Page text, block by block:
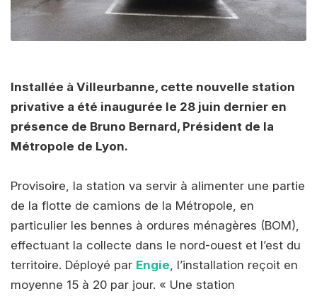
Installée à Villeurbanne, cette nouvelle station
privative a été inaugurée le 28 juin dernier en
présence de Bruno Bernard, Président de la
Métropole de Lyon.
Provisoire, la station va servir à alimenter une partie
de la flotte de camions de la Métropole, en
particulier les bennes à ordures ménagères (BOM),
effectuant la collecte dans le nord-ouest et l’est du
territoire. Déployé par Engie , l’installation reçoit en
moyenne 15 à 20 par jour. « Une station